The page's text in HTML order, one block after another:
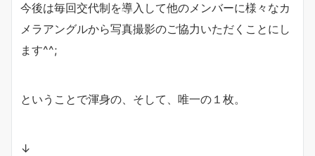
今後は毎回交代制を導入して他のメンバーに様々なカ
メラアングルから写真撮影のご協力いただくことにし
ます^^;
ということで渾身の、そして、唯一の１枚。
↓